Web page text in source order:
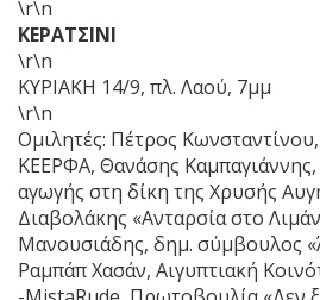
\r\n
ΚΕΡΑΤΣΙΝΙ
\r\n
ΚΥΡΙΑΚΗ 14/9, πλ. Λαού, 7μμ
\r\n
Ομιλητές: Πέτρος
ΚΕΕΡΦΑ, Θανάσης Καμπαγιάννης,
αγωγής στη δίκη της Χρυσής
Διαβολάκης «Ανταρσία στο
Μανουσιάδης, δημ. σύμβουλος
Ραμπάπ Χασάν, Αιγυπτιακή